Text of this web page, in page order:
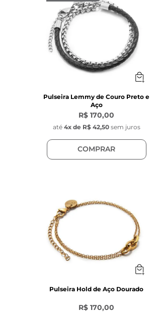
Pulseira Lemmy de Couro Preto e
Aço
R$ 170,00
até 4x de R$ 42,50 sem juros
COMPRAR
Pulseira Hold de Aço Dourado
R$ 170,00